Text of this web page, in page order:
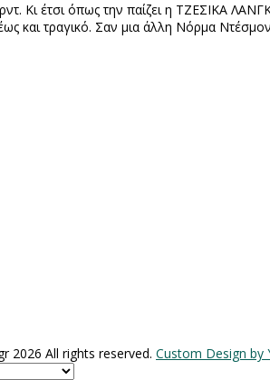
Κι έτσι όπως την παίζει η ΤΖΕΣΙΚΑ
και τραγικό. Σαν μια άλλη Νόρμα
2026 All rights reserved. Custom Design by